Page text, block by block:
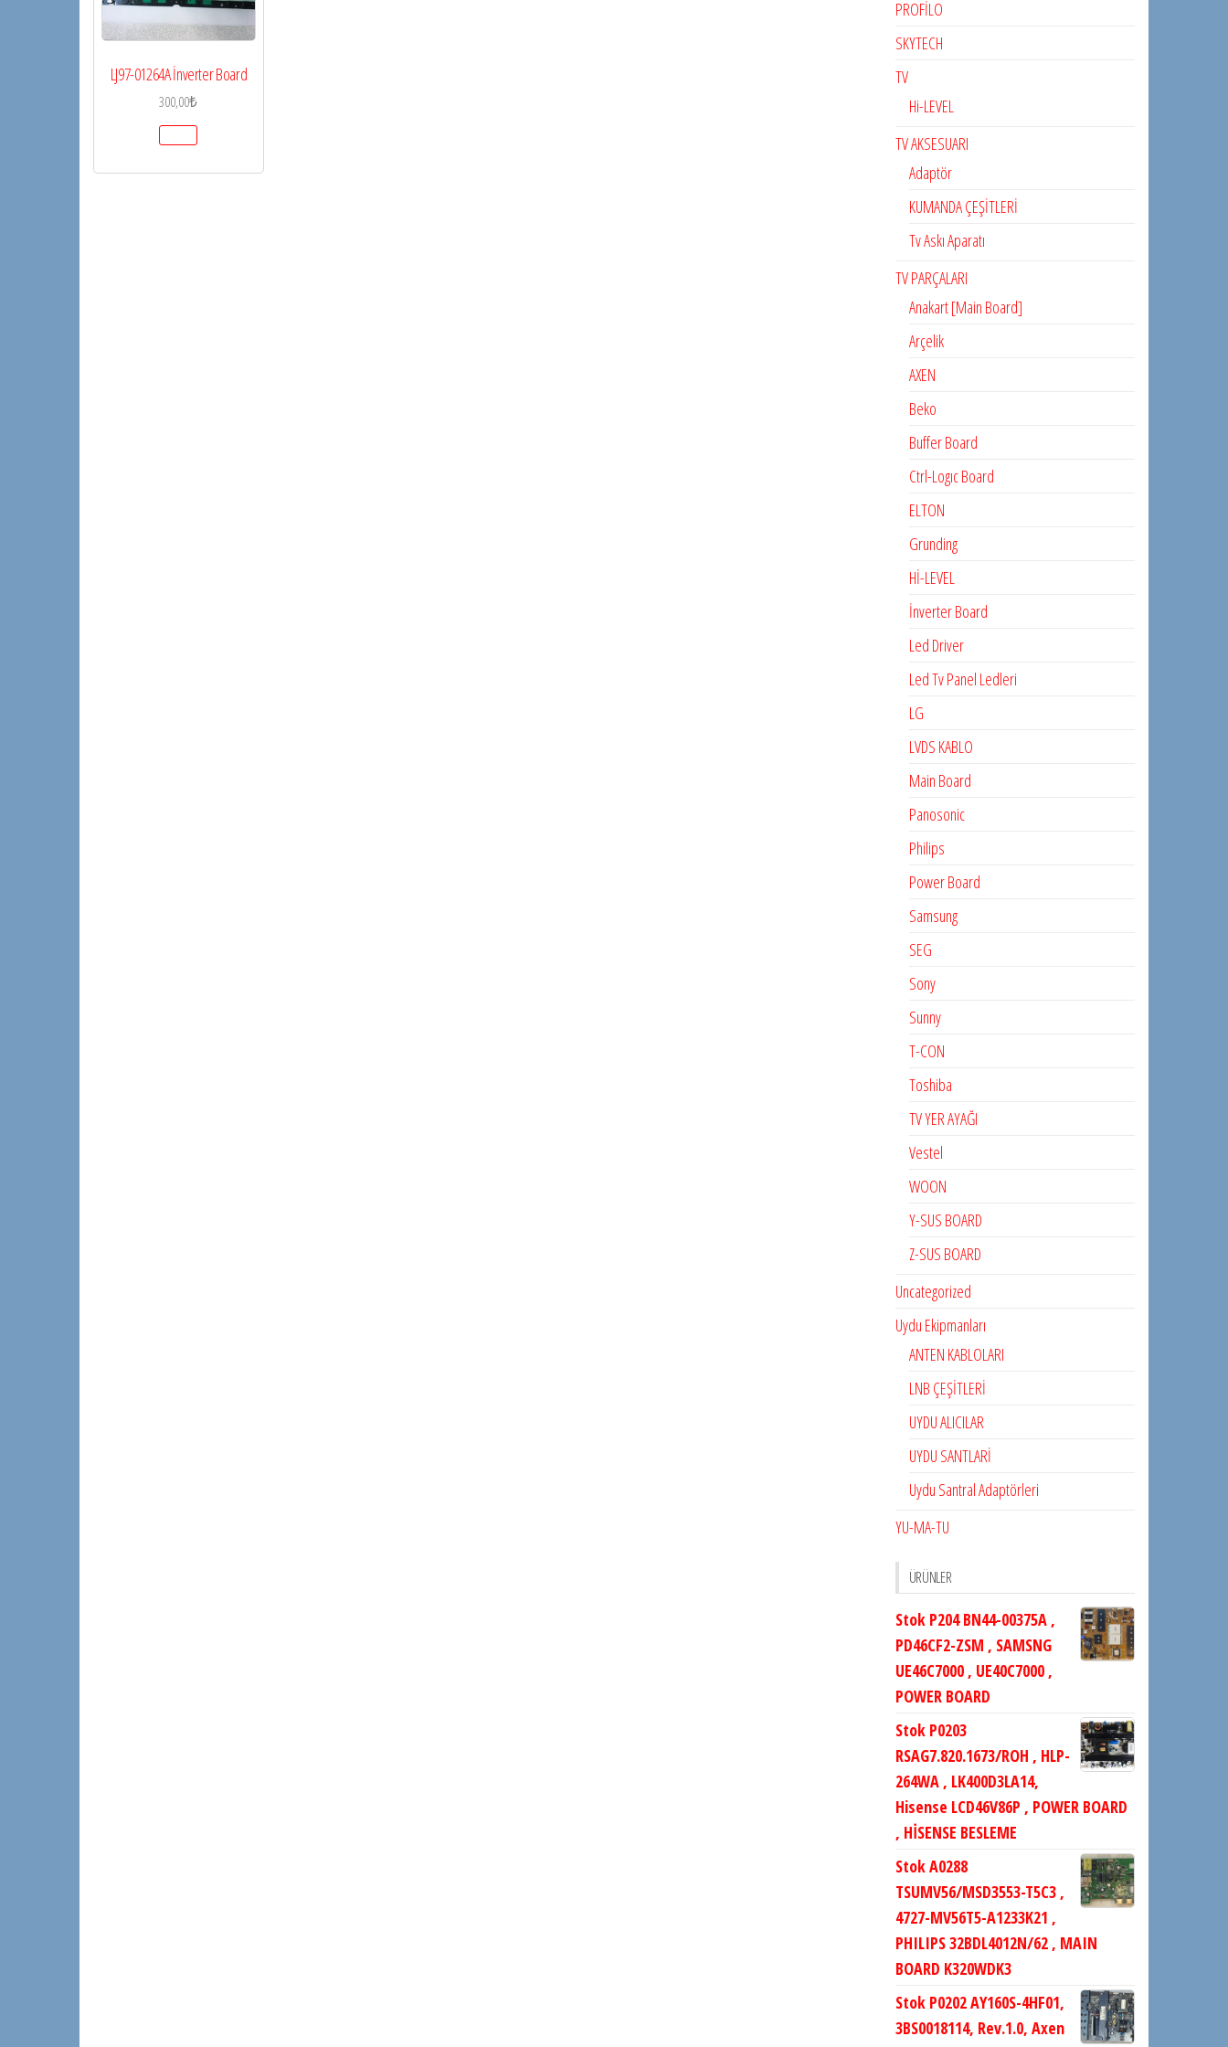
LJ97-01264A İnverter Board
300,00₺
PROFİLO
SKYTECH
TV
Hi-LEVEL
TV AKSESUARI
Adaptör
KUMANDA ÇEŞİTLERİ
Tv Askı Aparatı
TV PARÇALARI
Anakart [Main Board]
Arçelik
AXEN
Beko
Buffer Board
Ctrl-Logıc Board
ELTON
Grunding
Hİ-LEVEL
İnverter Board
Led Driver
Led Tv Panel Ledleri
LG
LVDS KABLO
Main Board
Panosonic
Philips
Power Board
Samsung
SEG
Sony
Sunny
T-CON
Toshiba
TV YER AYAĞI
Vestel
WOON
Y-SUS BOARD
Z-SUS BOARD
Uncategorized
Uydu Ekipmanları
ANTEN KABLOLARI
LNB ÇEŞİTLERİ
UYDU ALICILAR
UYDU SANTLARİ
Uydu Santral Adaptörleri
YU-MA-TU
ÜRÜNLER
Stok P204 BN44-00375A ,
PD46CF2-ZSM , SAMSNG
UE46C7000 , UE40C7000 ,
POWER BOARD
Stok P0203
RSAG7.820.1673/ROH , HLP-
264WA , LK400D3LA14,
Hisense LCD46V86P , POWER BOARD
, HİSENSE BESLEME
Stok A0288
TSUMV56/MSD3553-T5C3 ,
4727-MV56T5-A1233K21 ,
PHILIPS 32BDL4012N/62 , MAIN
BOARD K320WDK3
Stok P0202 AY160S-4HF01,
3BS0018114, Rev.1.0, Axen